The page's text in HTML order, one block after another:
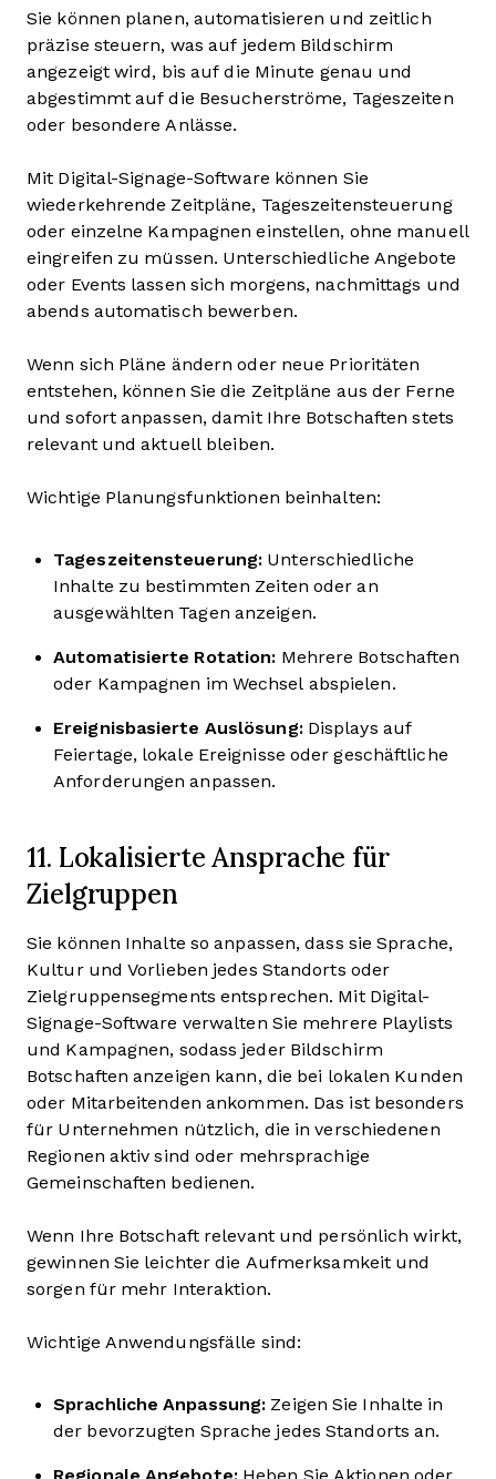
Sie können planen, automatisieren und zeitlich
präzise steuern, was auf jedem Bildschirm
angezeigt wird, bis auf die Minute genau und
abgestimmt auf die Besucherströme, Tageszeiten
oder besondere Anlässe.
Mit Digital-Signage-Software können Sie
wiederkehrende Zeitpläne, Tageszeitensteuerung
oder einzelne Kampagnen einstellen, ohne manuell
eingreifen zu müssen. Unterschiedliche Angebote
oder Events lassen sich morgens, nachmittags und
abends automatisch bewerben.
Wenn sich Pläne ändern oder neue Prioritäten
entstehen, können Sie die Zeitpläne aus der Ferne
und sofort anpassen, damit Ihre Botschaften stets
relevant und aktuell bleiben.
Wichtige Planungsfunktionen beinhalten:
Tageszeitensteuerung: Unterschiedliche
Inhalte zu bestimmten Zeiten oder an
ausgewählten Tagen anzeigen.
Automatisierte Rotation: Mehrere Botschaften
oder Kampagnen im Wechsel abspielen.
Ereignisbasierte Auslösung:Displays auf
Feiertage, lokale Ereignisse oder geschäftliche
Anforderungen anpassen.
11. Lokalisierte Ansprache für
Zielgruppen
Sie können Inhalte so anpassen, dass sie Sprache,
Kultur und Vorlieben jedes Standorts oder
Zielgruppensegments entsprechen. Mit Digital-
Signage-Software verwalten Sie mehrere Playlists
und Kampagnen, sodass jeder Bildschirm
Botschaften anzeigen kann, die bei lokalen Kunden
oder Mitarbeitenden ankommen. Das ist besonders
für Unternehmen nützlich, die in verschiedenen
Regionen aktiv sind oder mehrsprachige
Gemeinschaften bedienen.
Wenn Ihre Botschaft relevant und persönlich wirkt,
gewinnen Sie leichter die Aufmerksamkeit und
sorgen für mehr Interaktion.
Wichtige Anwendungsfälle sind:
Sprachliche Anpassung: Zeigen Sie Inhalte in
der bevorzugten Sprache jedes Standorts an.
Regionale Angebote:Heben Sie Aktionen oder